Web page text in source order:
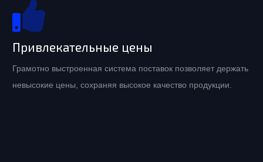
Привлекательные цены
Грамотно выстроенная система поставок позволяет держать
невысокие цены, сохраняя высокое качество продукции.